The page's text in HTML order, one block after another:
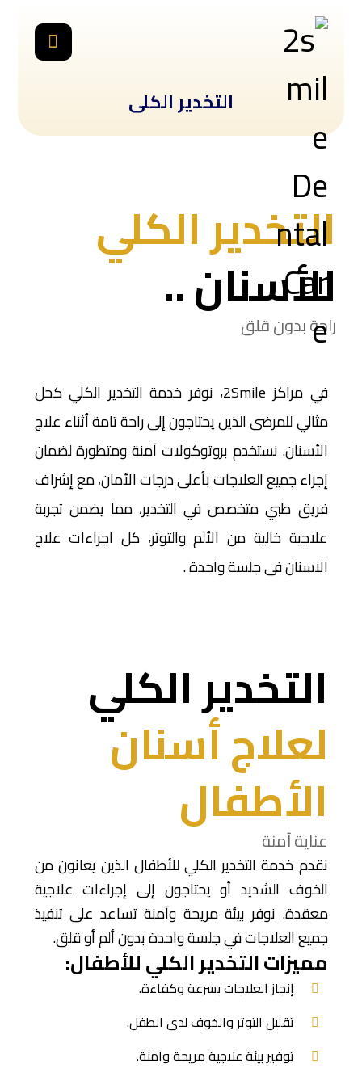
التخدير الكلى
التخدير الكلي
للأسنان ..
راحة بدون قلق
في مراكز 2Smile، نوفر خدمة التخدير الكلي كحل
مثالي للمرضى الذين يحتاجون إلى راحة تامة أثناء علاج
الأسنان. نستخدم بروتوكولات آمنة ومتطورة لضمان
إجراء جميع العلاجات بأعلى درجات الأمان، مع إشراف
فريق طبي متخصص في التخدير، مما يضمن تجربة
علاجية خالية من الألم والتوتر، كل اجراءات علاج
الاسنان فى جلسة واحدة .
التخدير الكلي
لعلاج أسنان
الأطفال
عناية آمنة
نقدم خدمة التخدير الكلي للأطفال الذين يعانون من
الخوف الشديد أو يحتاجون إلى إجراءات علاجية
معقدة. نوفر بيئة مريحة وآمنة تساعد على تنفيذ
جميع العلاجات في جلسة واحدة بدون ألم أو قلق.
مميزات التخدير الكلي للأطفال:
إنجاز العلاجات بسرعة وكفاءة.
تقليل التوتر والخوف لدى الطفل.
توفير بيئة علاجية مريحة وآمنة.